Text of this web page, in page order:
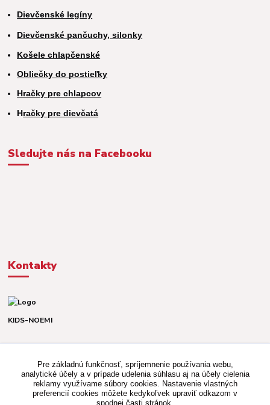
Dievčenské legíny
Dievčenské pančuchy, silonky
Košele chlapčenské
Obliečky do postieľky
Hračky pre chlapcov
Hračky pre dievčatá
Sledujte nás na Facebooku
Kontakty
KIDS-NOEMI
(Po-Pia, 8-16 hod.)
kidsnoemi.shop@gmail.com
Pre základnú funkčnosť, spríjemnenie používania webu,
analytické účely a v prípade udelenia súhlasu aj na účely cielenia
reklamy využívame súbory cookies. Nastavenie vlastných
preferencií cookies môžete kedykoľvek upraviť odkazom v
spodnej časti stránok.